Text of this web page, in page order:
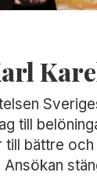
till
till bättre